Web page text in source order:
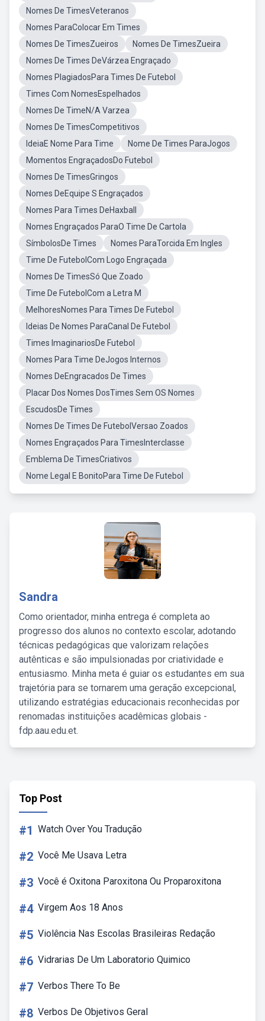
Nomes De TimesVeteranos
Nomes ParaColocar Em Times
Nomes De TimesZueiros
Nomes De TimesZueira
Nomes De Times DeVárzea Engraçado
Nomes PlagiadosPara Times De Futebol
Times Com NomesEspelhados
Nomes De TimeN/A Varzea
Nomes De TimesCompetitivos
IdeiaE Nome Para Time
Nome De Times ParaJogos
Momentos EngraçadosDo Futebol
Nomes De TimesGringos
Nomes DeEquipe S Engraçados
Nomes Para Times DeHaxball
Nomes Engraçados ParaO Time De Cartola
SímbolosDe Times
Nomes ParaTorcida Em Ingles
Time De FutebolCom Logo Engraçada
Nomes De TimesSó Que Zoado
Time De FutebolCom a Letra M
MelhoresNomes Para Times De Futebol
Ideias De Nomes ParaCanal De Futebol
Times ImaginariosDe Futebol
Nomes Para Time DeJogos Internos
Nomes DeEngracados De Times
Placar Dos Nomes DosTimes Sem OS Nomes
EscudosDe Times
Nomes De Times De FutebolVersao Zoados
Nomes Engraçados Para TimesInterclasse
Emblema De TimesCriativos
Nome Legal E BonitoPara Time De Futebol
Sandra
Como orientador, minha entrega é completa ao
progresso dos alunos no contexto escolar, adotando
técnicas pedagógicas que valorizam relações
autênticas e são impulsionadas por criatividade e
entusiasmo. Minha meta é guiar os estudantes em sua
trajetória para se tornarem uma geração excepcional,
utilizando estratégias educacionais reconhecidas por
renomadas instituições acadêmicas globais -
fdp.aau.edu.et.
Top Post
#1 Watch Over You Tradução
#2 Você Me Usava Letra
#3 Você é Oxitona Paroxitona Ou Proparoxitona
#4 Virgem Aos 18 Anos
#5 Violência Nas Escolas Brasileiras Redação
#6 Vidrarias De Um Laboratorio Quimico
#7 Verbos There To Be
#8 Verbos De Objetivos Geral